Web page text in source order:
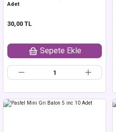
Adet
30,00 TL
Sepete Ekle